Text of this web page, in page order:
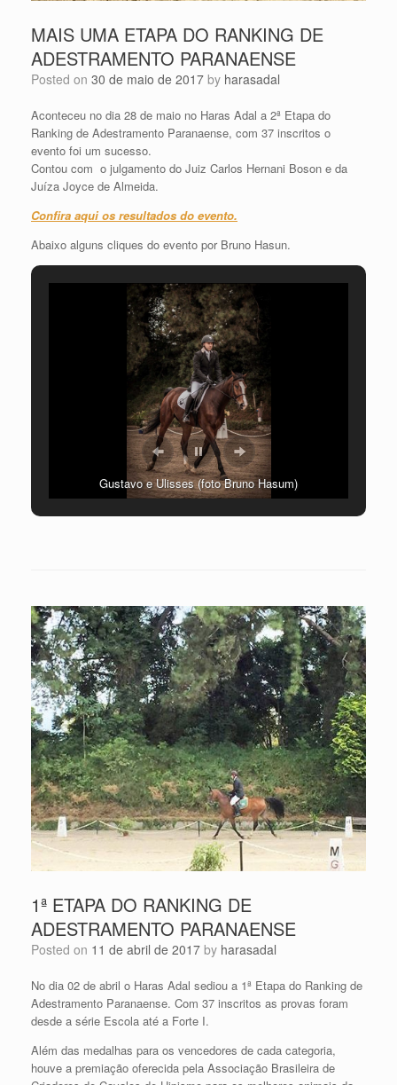
MAIS UMA ETAPA DO RANKING DE
ADESTRAMENTO PARANAENSE
Posted on 30 de maio de 2017 by harasadal
Aconteceu no dia 28 de maio no Haras Adal a 2ª Etapa do
Ranking de Adestramento Paranaense, com 37 inscritos o
evento foi um sucesso.
Contou com o julgamento do Juiz Carlos Hernani Boson e da
Juíza Joyce de Almeida.
Confira aqui os resultados do evento.
Abaixo alguns cliques do evento por Bruno Hasun.
Gustavo e Ulisses (foto Bruno Hasum)
Celine e Istrione (foto Bruno Hasum)
1ª ETAPA DO RANKING DE
ADESTRAMENTO PARANAENSE
Posted on 11 de abril de 2017 by harasadal
No dia 02 de abril o Haras Adal sediou a 1ª Etapa do Ranking de
Adestramento Paranaense. Com 37 inscritos as provas foram
desde a série Escola até a Forte I.
Além das medalhas para os vencedores de cada categoria,
houve a premiação oferecida pela Associação Brasileira de